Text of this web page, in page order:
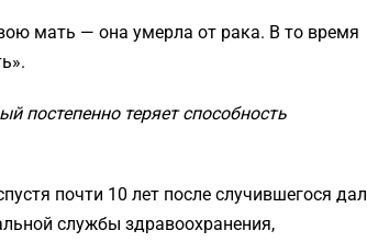
мать — она умерла от рака. В то время
постепенно теряет способность
почти 10 лет после случившегося дал
службы здравоохранения,